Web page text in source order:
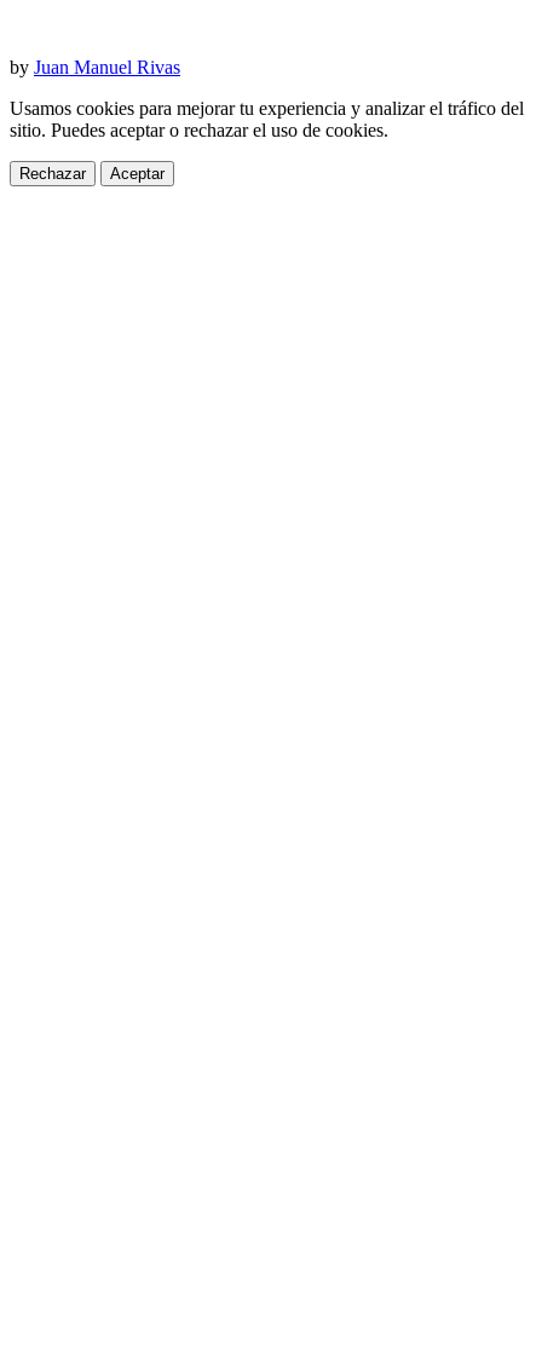
by Juan Manuel Rivas
Usamos cookies para mejorar tu experiencia y analizar el tráfico del
sitio. Puedes aceptar o rechazar el uso de cookies.
Rechazar Aceptar